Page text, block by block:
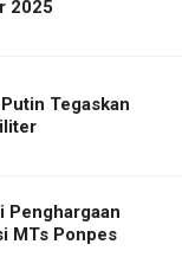
2025
Tegaskan
Penghargaan
MTs Ponpes